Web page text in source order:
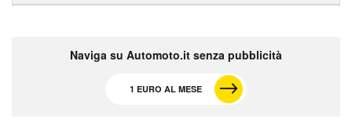
Naviga su Automoto.it senza pubblicità
1 EURO AL MESE